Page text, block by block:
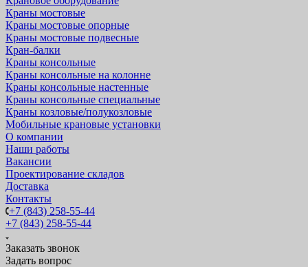
Краны мостовые
Краны мостовые опорные
Краны мостовые подвесные
Кран-балки
Краны консольные
Краны консольные на колонне
Краны консольные настенные
Краны консольные специальные
Краны козловые/полукозловые
Мобильные крановые установки
О компании
Наши работы
Вакансии
Проектирование складов
Доставка
Контакты
+7 (843) 258-55-44
+7 (843) 258-55-44
Заказать звонок
Задать вопрос